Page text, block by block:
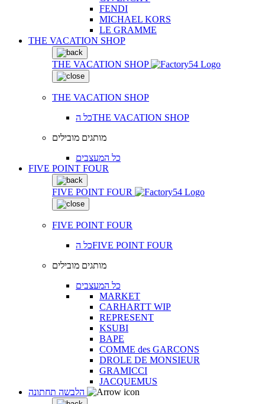
FENDI
MICHAEL KORS
LE GRAMME
THE VACATION SHOP
THE VACATION SHOP
THE VACATION SHOP
כל הTHE VACATION SHOP
מותגים מובילים
כל המעצבים
FIVE POINT FOUR
FIVE POINT FOUR
FIVE POINT FOUR
כל הFIVE POINT FOUR
מותגים מובילים
כל המעצבים
MARKET
CARHARTT WIP
REPRESENT
KSUBI
BAPE
COMME des GARCONS
DROLE DE MONSIEUR
GRAMICCI
JACQUEMUS